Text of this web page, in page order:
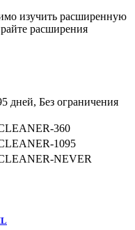
изучить расширенную
расширения
дней, Без ограничения
360
1095
NEVER